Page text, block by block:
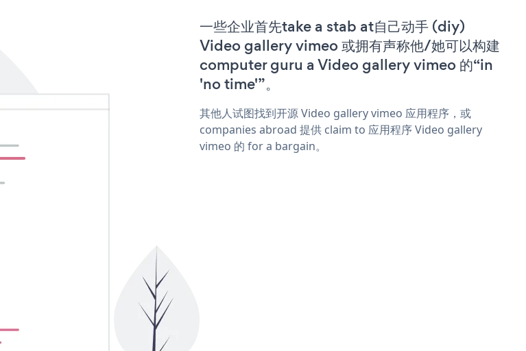
一些企业首先take a stab at自己动手 (diy)
Video gallery vimeo 或拥有声称他/她可以构建
computer guru a Video gallery vimeo 的“in
'no time'”。
其他人试图找到开源 Video gallery vimeo 应用程序，或
companies abroad 提供 claim to 应用程序 Video gallery
vimeo 的 for a bargain。